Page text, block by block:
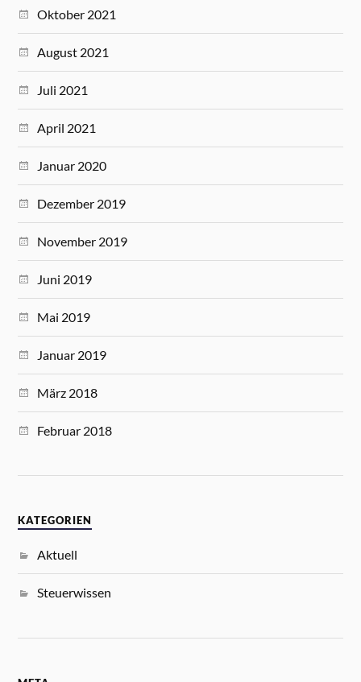
Oktober 2021
August 2021
Juli 2021
April 2021
Januar 2020
Dezember 2019
November 2019
Juni 2019
Mai 2019
Januar 2019
März 2018
Februar 2018
KATEGORIEN
Aktuell
Steuerwissen